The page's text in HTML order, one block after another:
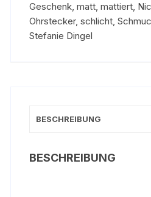
Geschenk,matt,mattiert,
Ohrstecker,schlicht,
Stefanie Dingel
BESCHREIBUNG
BESCHREIBUNG